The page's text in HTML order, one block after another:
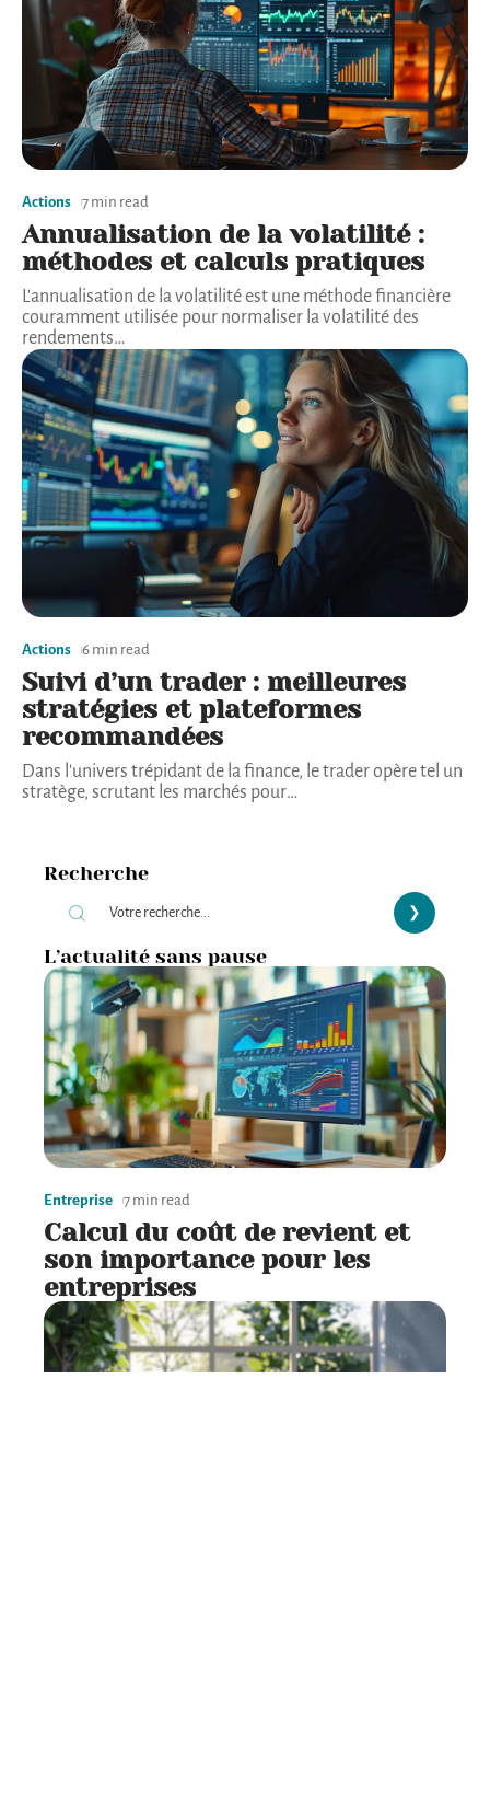
Actions 7 min read
Annualisation de la volatilité :
méthodes et calculs pratiques
L'annualisation de la volatilité est une méthode financière
couramment utilisée pour normaliser la volatilité des
rendements…
Actions 6 min read
Suivi d’un trader : meilleures
stratégies et plateformes
recommandées
Dans l'univers trépidant de la finance, le trader opère tel un
stratège, scrutant les marchés pour…
Recherche
L’actualité sans pause
Entreprise 7 min read
Calcul du coût de revient et
son importance pour les
entreprises